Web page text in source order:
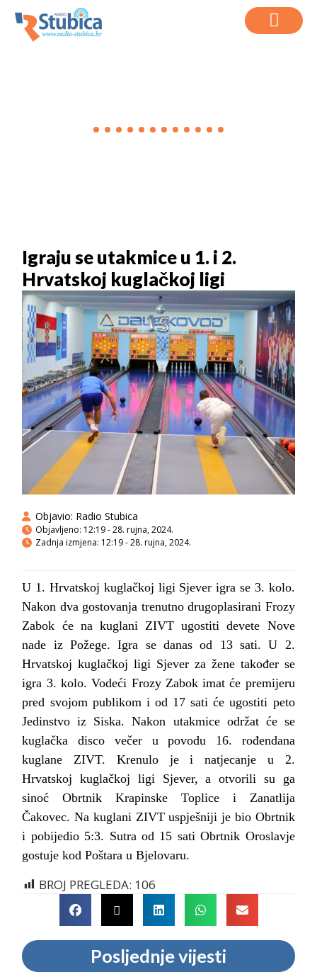
Igraju se utakmice u 1. i 2.
Hrvatskoj kuglačkoj ligi
Objavio: Radio Stubica
Objavljeno: 12:19 - 28. rujna, 2024.
Zadnja izmjena: 12:19 - 28. rujna, 2024.
U 1. Hrvatskoj kuglačkoj ligi Sjever igra se 3. kolo.
Nakon dva gostovanja trenutno drugoplasirani Frozy
Zabok će na kuglani ZIVT ugostiti devete Nove
nade iz Požege. Igra se danas od 13 sati. U 2.
Hrvatskoj kuglačkoj ligi Sjever za žene također se
igra 3. kolo. Vodeći Frozy Zabok imat će premijeru
pred svojom publikom i od 17 sati će ugostiti peto
Jedinstvo iz Siska. Nakon utakmice održat će se
kuglačka disco večer u povodu 16. rođendana
kuglane ZIVT. Krenulo je i natjecanje u 2.
Hrvatskoj kuglačkoj ligi Sjever, a otvorili su ga
sinoć Obrtnik Krapinske Toplice i Zanatlija
Čakovec. Na kuglani ZIVT uspješniji je bio Obrtnik
i pobijedio 5:3. Sutra od 15 sati Obrtnik Oroslavje
gostuje kod Poštara u Bjelovaru.
BROJ PREGLEDA: 106
Posljednje vijesti